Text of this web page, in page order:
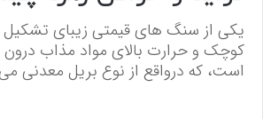
یکی از سنگ های قیمتی زیبای
کوچک و حرارت بالای مواد مذاب
است، که درواقع از نوع بریل معدنی